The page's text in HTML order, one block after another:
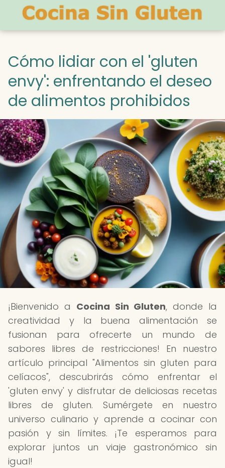
Cómo lidiar con el 'gluten
envy': enfrentando el deseo
de alimentos prohibidos
¡Bienvenido a Cocina Sin Gluten, donde la
creatividad y la buena alimentación se
fusionan para ofrecerte un mundo de
sabores libres de restricciones! En nuestro
artículo principal "Alimentos sin gluten para
celíacos", descubrirás cómo enfrentar el
'gluten envy' y disfrutar de deliciosas recetas
libres de gluten. Sumérgete en nuestro
universo culinario y aprende a cocinar con
pasión y sin límites. ¡Te esperamos para
explorar juntos un viaje gastronómico sin
igual!